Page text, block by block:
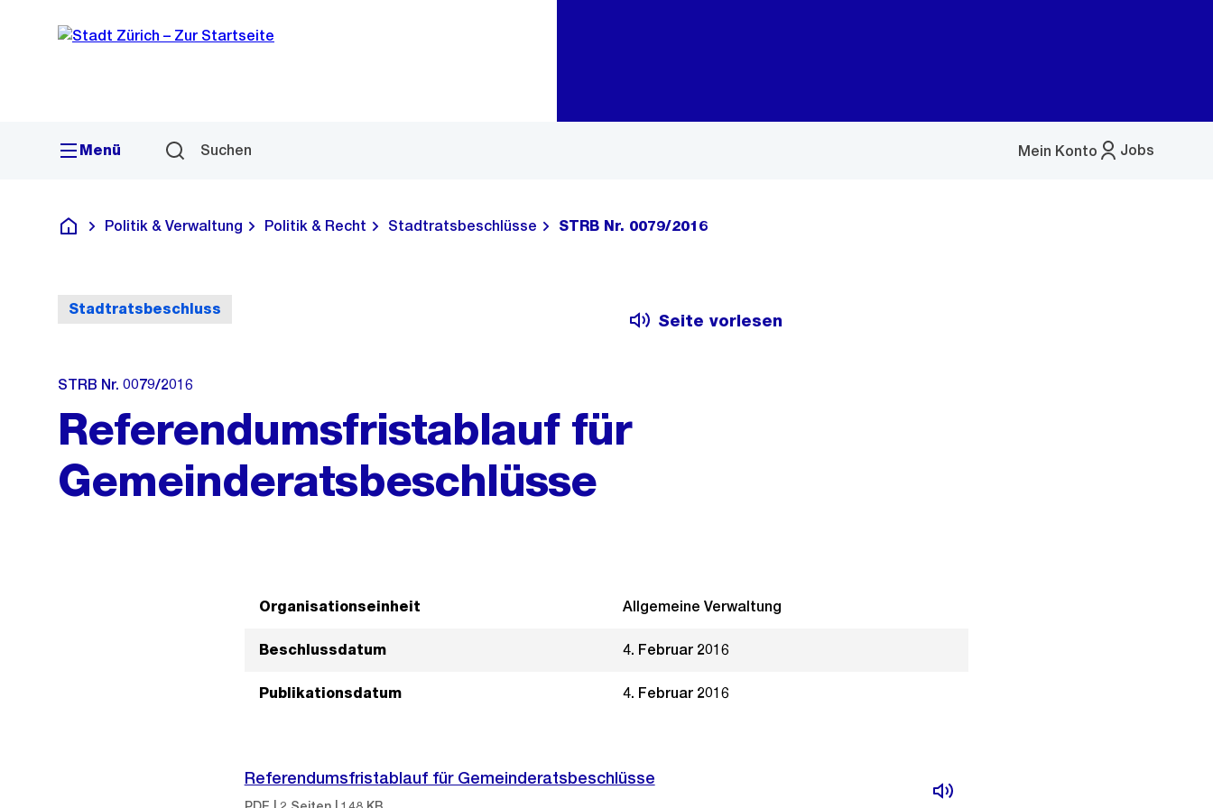
Navigation
Sprunglink
Menü Suchen Jobs
Mein Konto
Menü
Deutsch
Politik & Verwaltung Politik & Recht Stadtratsbeschlüsse STRB Nr. 0079/2016
Stadtratsbeschluss
Seite vorlesen
STRB Nr. 0079/2016
Referendumsfristablauf für
Gemeinderatsbeschlüsse
Organisationseinheit Allgemeine Verwaltung
Beschlussdatum 4. Februar 2016
Publikationsdatum 4. Februar 2016
Referendumsfristablauf für Gemeinderatsbeschlüsse